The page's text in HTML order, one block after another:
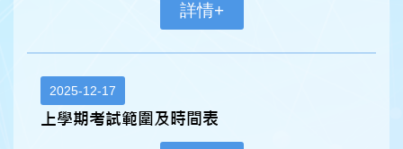
詳情+
2025-12-17
上學期考試範圍及時間表